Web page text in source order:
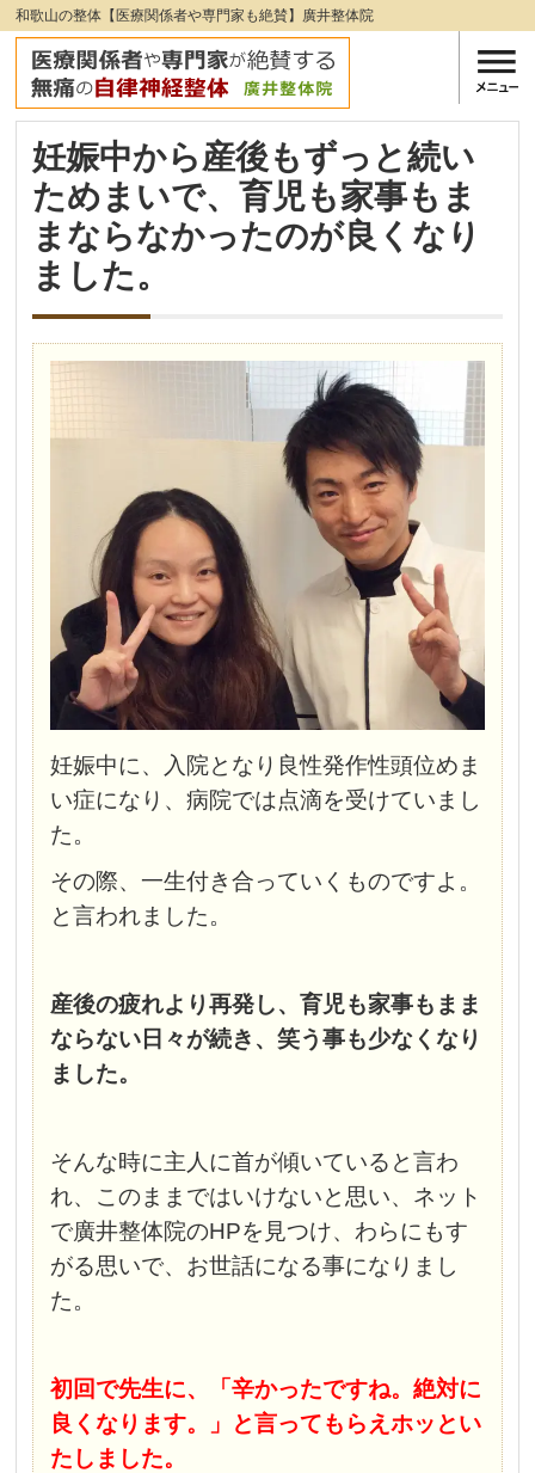
和歌山の整体【医療関係者や専門家も絶賛】廣井整体院
妊娠中から産後もずっと続い
ためまいで、育児も家事もま
まならなかったのが良くなり
ました。
妊娠中に、入院となり良性発作性頭位めま
い症になり、病院では点滴を受けていまし
た。
その際、一生付き合っていくものですよ。
と言われました。
産後の疲れより再発し、育児も家事もまま
ならない日々が続き、笑う事も少なくなり
ました。
そんな時に主人に首が傾いていると言わ
れ、このままではいけないと思い、ネット
で廣井整体院のHPを見つけ、わらにもす
がる思いで、お世話になる事になりまし
た。
初回で先生に、「辛かったですね。絶対に
良くなります。」と言ってもらえホッとい
たしました。